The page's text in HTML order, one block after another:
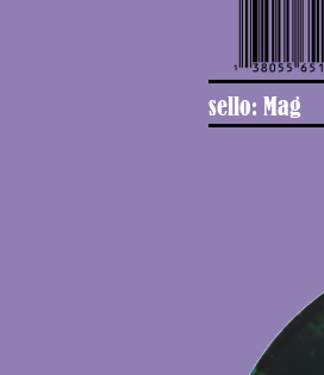
sello: Mag